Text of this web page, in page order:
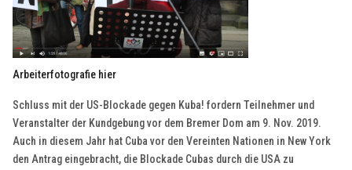
Arbeiterfotografie hier
Schluss mit der US-Blockade gegen Kuba! fordern Teilnehmer und
Veranstalter der Kundgebung vor dem Bremer Dom am 9. Nov. 2019.
Auch in diesem Jahr hat Cuba vor den Vereinten Nationen in New York
den Antrag eingebracht, die Blockade Cubas durch die USA zu